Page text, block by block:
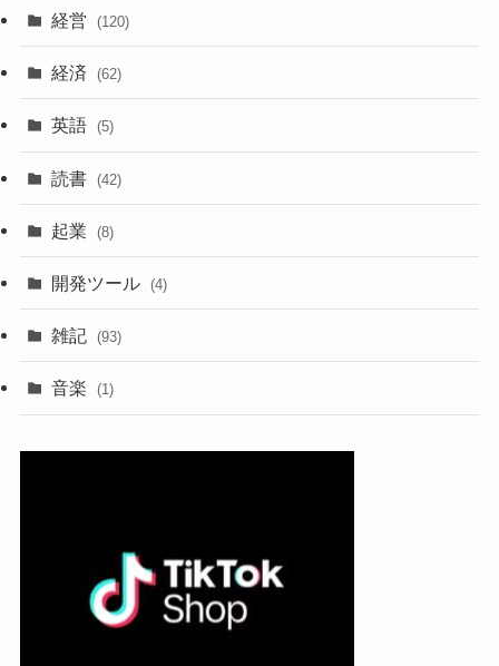
経営 (120)
経済 (62)
英語 (5)
読書 (42)
起業 (8)
開発ツール (4)
雑記 (93)
音楽 (1)